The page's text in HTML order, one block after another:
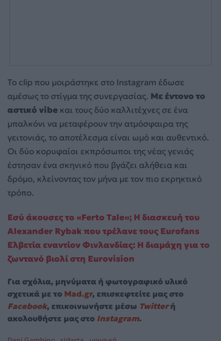
Το clip που μοιράστηκε στο Instagram έδωσε
αμέσως το στίγμα της συνεργασίας. Με έντονο το
αστικό vibe και τους δύο καλλιτέχνες σε ένα
μπαλκόνι να μεταφέρουν την ατμόσφαιρα της
γειτονιάς, το αποτέλεσμα είναι ωμό και αυθεντικό.
Οι δύο κορυφαίοι εκπρόσωποι της νέας γενιάς
έστησαν ένα σκηνικό που βγάζει αλήθεια και
δρόμο, κλείνοντας τον μήνα με τον πιο εκρηκτικό
τρόπο.
Εσύ άκουσες το «Ferto Tale»; Η διασκευή του
Alexander Rybak που τρέλανε τους Eurofans
Ελβετία εναντίον Φινλανδίας: Η διαμάχη για το
ζωντανό βιολί στη Eurovision
Για σχόλια, μηνύματα ή φωτογραφικό υλικό
σχετικά με το Mad.gr, επισκεφτείτε μας στο
Facebook, επικοινωνήστε μέσω Twitterή
ακολουθήστε μας στο Instagram.